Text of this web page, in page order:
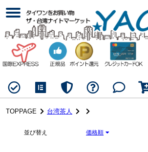
TOPPAGE 台湾茶人
並び替え 価格順